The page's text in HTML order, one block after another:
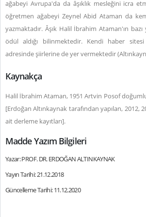
ağabeyi Avrupa'da da âşıklık mesleğini icra
öğretmen ağabeyi Zeynel Abid Ataman da
yazmaktadır. Âşık Halil İbrahim Ataman'ın bazı
ödül aldığı bilinmektedir. Kendi haber sitesi
adresinde şiirlerine de yer vermektedir
Kaynakça
Halil İbrahim Ataman, 1951 Artvin Posof
[Erdoğan Altınkaynak tarafından yapılan, 2012,
ait derleme kayıtları].
Madde Yazım Bilgileri
Yazar: PROF. DR. ERDOĞAN ALTINKAYNAK
Yayın Tarihi: 21.12.2018
Güncelleme Tarihi: 11.12.2020